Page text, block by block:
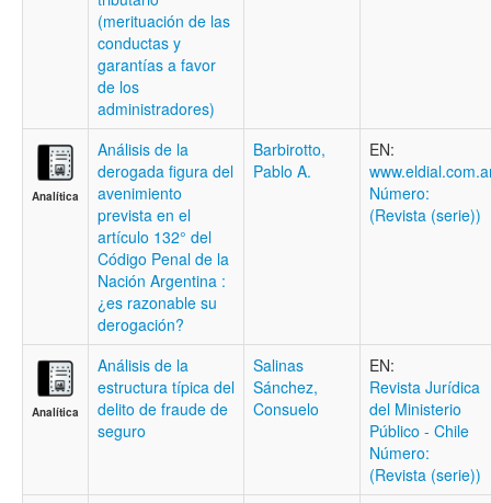
(merituación de las
conductas y
garantías a favor
de los
administradores)
Analítica
Análisis de la
derogada figura del
avenimiento
prevista en el
artículo 132° del
Código Penal de la
Nación Argentina :
¿es razonable su
derogación?
Barbirotto,
Pablo A.
EN:
Número:
(Revista (serie))
Analítica
Análisis de la
estructura típica del
delito de fraude de
seguro
Salinas
Sánchez,
Consuelo
EN:
Revista Jurídica
del Ministerio
Público - Chile
Número:
(Revista (serie))